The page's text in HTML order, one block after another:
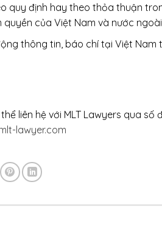
quy định hay theo thỏa thuận
của Việt Nam và nước
thông tin, báo chí tại Việt Nam
liên hệ với MLT Lawyers qua số
lawyer.com